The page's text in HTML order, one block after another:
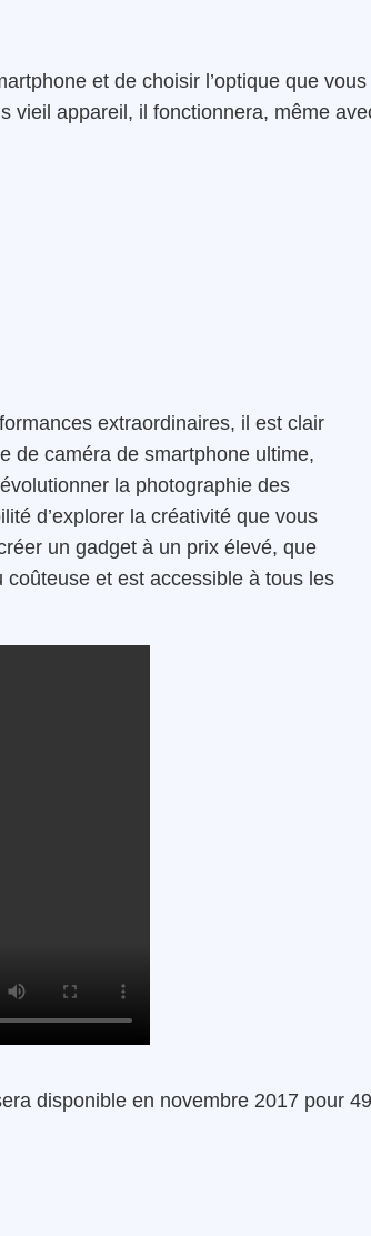
et de choisir l’optique que vous
vieil appareil, il fonctionnera, même
extraordinaires, il est clair
de caméra de smartphone ultime,
la photographie des
d’explorer la créativité que vous
un gadget à un prix élevé, que
et est accessible à tous les
disponible en novembre 2017 pour